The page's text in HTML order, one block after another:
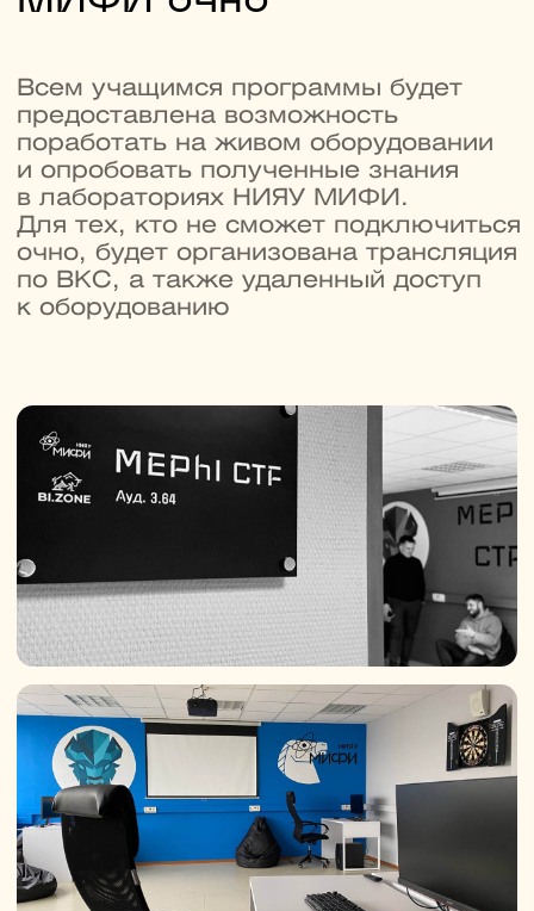
Получите еще одну
специальность
и диплом ДПО
В магистратуре можно пройти
онлайн-программу ДПО и усилить
поступлении:
Бесплатно
Прикладной анализ данных
Графический дизайн
Управление ИТ-проектами
от 250 000 ₽
→ Блокчейн
Как поступить
в 2026 году